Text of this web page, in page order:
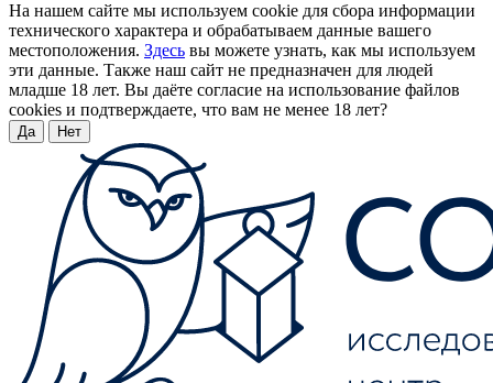
На нашем сайте мы используем cookie для сбора информации
технического характера и обрабатываем данные вашего
местоположения. Здесь вы можете узнать, как мы используем
эти данные. Также наш сайт не предназначен для людей
младше 18 лет. Вы даёте согласие на использование файлов
cookies и подтверждаете, что вам не менее 18 лет?
Да Нет